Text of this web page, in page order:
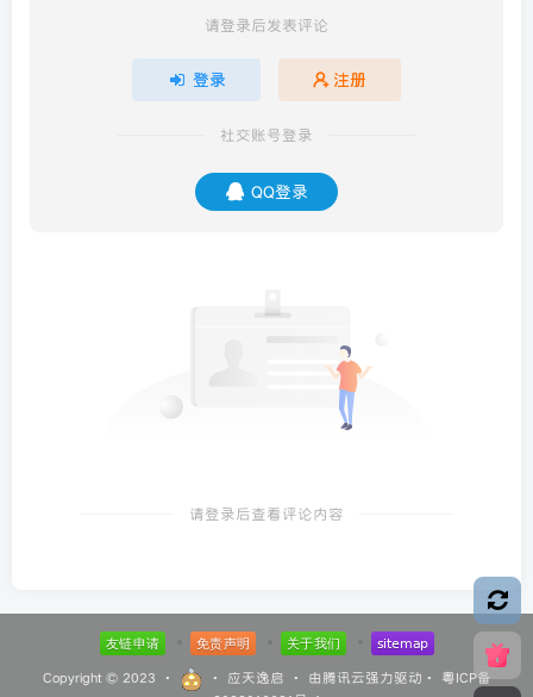
请登录后发表评论
登录 注册
社交账号登录
QQ登录
请登录后查看评论内容
Copyright © 2023 · · 应天逸启 · 由 腾讯云强力驱动· 粤ICP备